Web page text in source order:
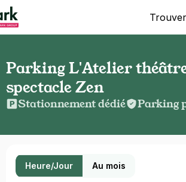
Parking L'Atelier
spectacle Zen
Stationnement dédié Parking
Heure/Jour Au mois